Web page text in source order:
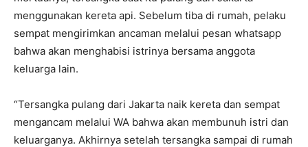
menggunakan kereta api. Sebelum tiba di rumah, pelaku
sempat mengirimkan ancaman melalui pesan whatsapp
bahwa akan menghabisi istrinya bersama anggota
keluarga lain.
“Tersangka pulang dari Jakarta naik kereta dan sempat
mengancam melalui WA bahwa akan membunuh istri dan
keluarganya. Akhirnya setelah tersangka sampai di rumah